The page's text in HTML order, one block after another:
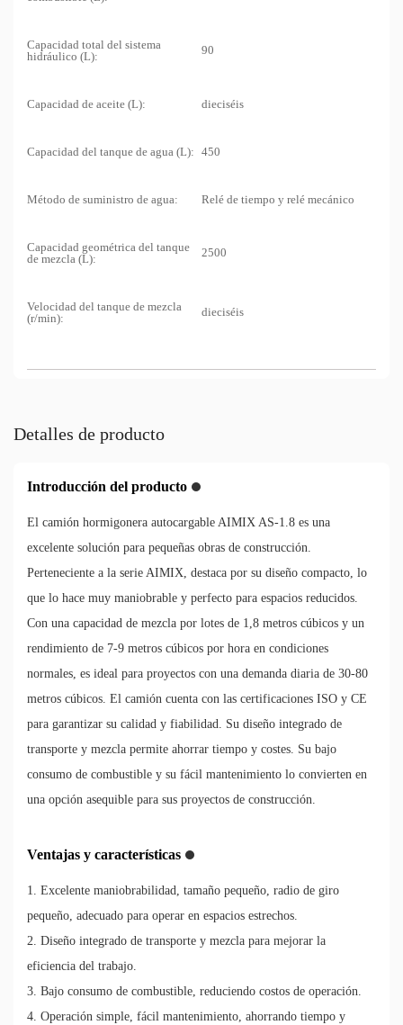
Capacidad total del sistema
hidráulico (L):
90
Capacidad de aceite (L): dieciséis
Capacidad del tanque de agua (L): 450
Método de suministro de agua: Relé de tiempo y relé mecánico
Capacidad geométrica del tanque
de mezcla (L):
2500
Velocidad del tanque de mezcla
(r/min):
dieciséis
Detalles de producto
Introducción del producto
El camión hormigonera autocargable AIMIX AS-1.8 es una
excelente solución para pequeñas obras de construcción.
Perteneciente a la serie AIMIX, destaca por su diseño compacto, lo
que lo hace muy maniobrable y perfecto para espacios reducidos.
Con una capacidad de mezcla por lotes de 1,8 metros cúbicos y un
rendimiento de 7-9 metros cúbicos por hora en condiciones
normales, es ideal para proyectos con una demanda diaria de 30-80
metros cúbicos. El camión cuenta con las certificaciones ISO y CE
para garantizar su calidad y fiabilidad. Su diseño integrado de
transporte y mezcla permite ahorrar tiempo y costes. Su bajo
consumo de combustible y su fácil mantenimiento lo convierten en
una opción asequible para sus proyectos de construcción.
Ventajas y características
1. Excelente maniobrabilidad, tamaño pequeño, radio de giro
pequeño, adecuado para operar en espacios estrechos.
2. Diseño integrado de transporte y mezcla para mejorar la
eficiencia del trabajo.
3. Bajo consumo de combustible, reduciendo costos de operación.
4. Operación simple, fácil mantenimiento, ahorrando tiempo y